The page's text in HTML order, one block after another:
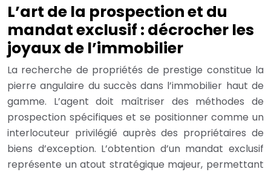
L’art de la prospection et du
mandat exclusif : décrocher les
joyaux de l’immobilier
La recherche de propriétés de prestige constitue la
pierre angulaire du succès dans l’immobilier haut de
gamme. L’agent doit maîtriser des méthodes de
prospection spécifiques et se positionner comme un
interlocuteur privilégié auprès des propriétaires de
biens d’exception. L’obtention d’un mandat exclusif
représente un atout stratégique majeur, permettant